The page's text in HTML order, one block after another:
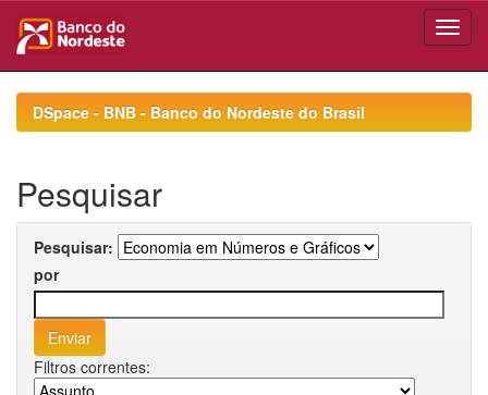
navigationDSpace - BNB - Banco do Nordeste do Brasil
Pesquisar
Pesquisar:
por
Filtros correntes: